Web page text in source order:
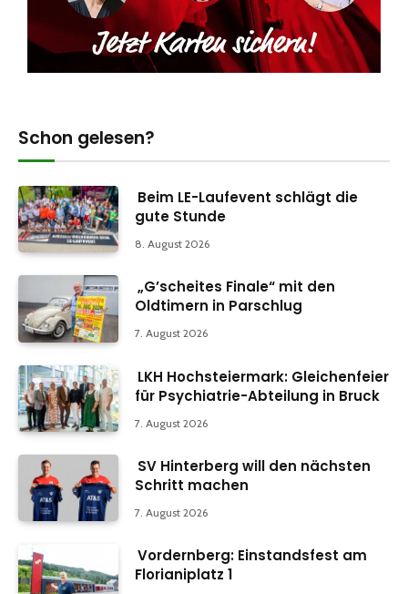
Schon gelesen?
Beim LE-Laufevent schlägt die
gute Stunde
8. August 2026
„G’scheites Finale“ mit den
Oldtimern in Parschlug
7. August 2026
LKH Hochsteiermark: Gleichenfeier
für Psychiatrie-Abteilung in Bruck
7. August 2026
SV Hinterberg will den nächsten
Schritt machen
7. August 2026
Vordernberg: Einstandsfest am
Florianiplatz 1